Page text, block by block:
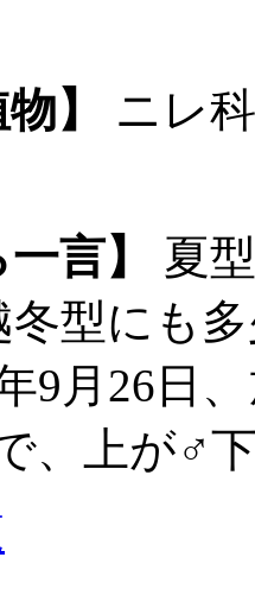
】
ニレ
言】
夏
型にも
9月26日
、上が♂